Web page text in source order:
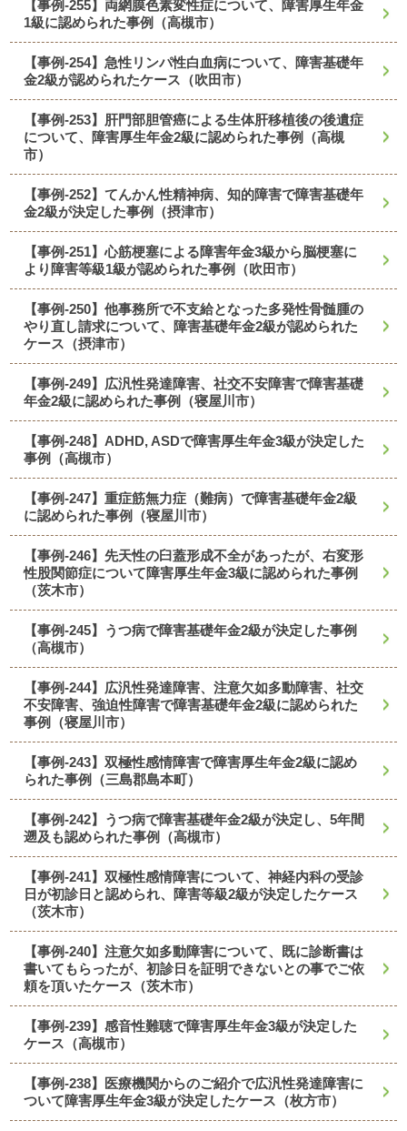
【事例-255】両網膜色素変性症について、障害厚生年金
1級に認められた事例（高槻市）
【事例-254】急性リンパ性白血病について、障害基礎年
金2級が認められたケース（吹田市）
【事例-253】肝門部胆管癌による生体肝移植後の後遺症
について、障害厚生年金2級に認められた事例（高槻
市）
【事例-252】てんかん性精神病、知的障害で障害基礎年
金2級が決定した事例（摂津市）
【事例-251】心筋梗塞による障害年金3級から脳梗塞に
より障害等級1級が認められた事例（吹田市）
【事例-250】他事務所で不支給となった多発性骨髄腫の
やり直し請求について、障害基礎年金2級が認められた
ケース（摂津市）
【事例-249】広汎性発達障害、社交不安障害で障害基礎
年金2級に認められた事例（寝屋川市）
【事例-248】ADHD, ASDで障害厚生年金3級が決定した
事例（高槻市）
【事例-247】重症筋無力症（難病）で障害基礎年金2級
に認められた事例（寝屋川市）
【事例-246】先天性の臼蓋形成不全があったが、右変形
性股関節症について障害厚生年金3級に認められた事例
（茨木市）
【事例-245】うつ病で障害基礎年金2級が決定した事例
（高槻市）
【事例-244】広汎性発達障害、注意欠如多動障害、社交
不安障害、強迫性障害で障害基礎年金2級に認められた
事例（寝屋川市）
【事例-243】双極性感情障害で障害厚生年金2級に認め
られた事例（三島郡島本町）
【事例-242】うつ病で障害基礎年金2級が決定し、5年間
遡及も認められた事例（高槻市）
【事例-241】双極性感情障害について、神経内科の受診
日が初診日と認められ、障害等級2級が決定したケース
（茨木市）
【事例-240】注意欠如多動障害について、既に診断書は
書いてもらったが、初診日を証明できないとの事でご依
頼を頂いたケース（茨木市）
【事例-239】感音性難聴で障害厚生年金3級が決定した
ケース（高槻市）
【事例-238】医療機関からのご紹介で広汎性発達障害に
ついて障害厚生年金3級が決定したケース（枚方市）